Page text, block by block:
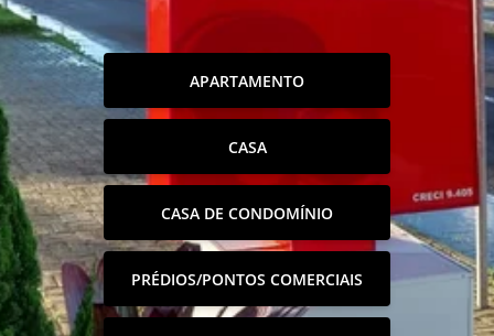
APARTAMENTO
CASA
CASA DE CONDOMÍNIO
PRÉDIOS/PONTOS COMERCIAIS